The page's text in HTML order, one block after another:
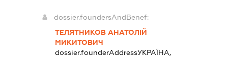
dossier.foundersAndBenef:
ТЕЛЯТНИКОВ АНАТОЛІЙ
МИКИТОВИЧ
dossier.founderAddressУКРАЇНА,